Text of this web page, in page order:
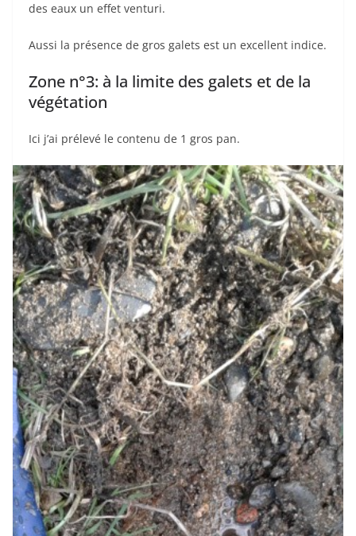
des eaux un effet venturi.
Aussi la présence de gros galets est un excellent indice.
Zone n°3: à la limite des galets et de la
végétation
Ici j’ai prélevé le contenu de 1 gros pan.